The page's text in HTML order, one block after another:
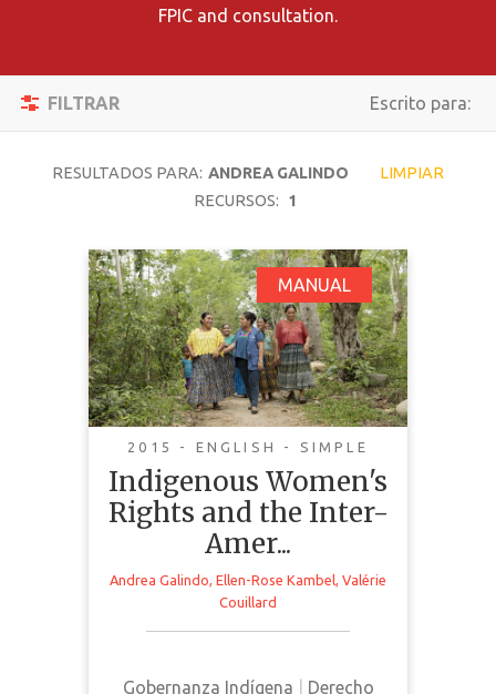
FPIC and consultation.
FILTRAR
Activar/
Navegación
Escrito para:
Filtrar
Reiniciar
TEMÁTICA
TIPO DE
CONTENIDO
COMPLEJIDAD
LENGUAJE
RESULTADOS PARA: ANDREA GALINDO
LIMPIAR
RECURSOS:
1
MANUAL
2015 - ENGLISH - SIMPLE
Indigenous Women's
Rights and the Inter-
Amer...
Andrea Galindo, Ellen-Rose Kambel, Valérie
Couillard
Gobernanza Indígena
Derecho
Indigenous Women's
Rights and the Inter-
American System: A
Toolkit on
Mechanisms
notes. Each note provides legal
forums that advocate for the